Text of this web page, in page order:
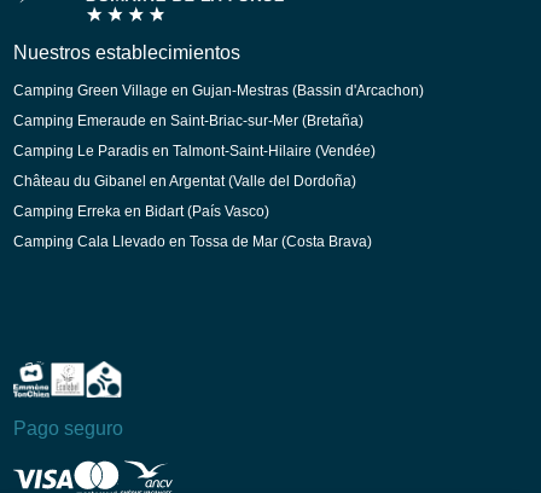
Nuestros establecimientos
Camping Green Village en Gujan-Mestras (Bassin d'Arcachon)
Camping Emeraude en Saint-Briac-sur-Mer (Bretaña)
Camping Le Paradis en Talmont-Saint-Hilaire (Vendée)
Château du Gibanel en Argentat (Valle del Dordoña)
Camping Erreka en Bidart (País Vasco)
Camping Cala Llevado en Tossa de Mar (Costa Brava)
Pago seguro